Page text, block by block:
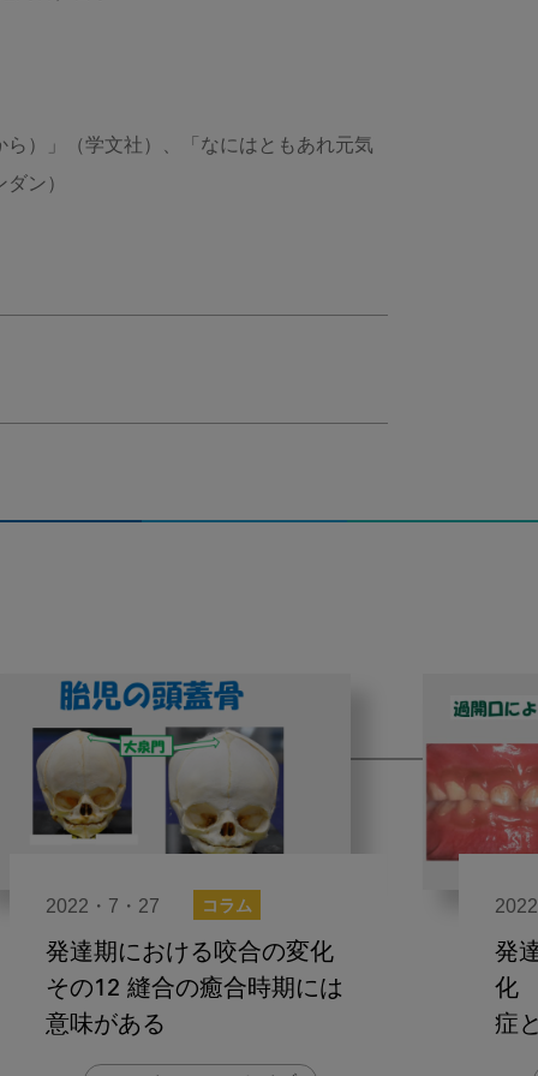
）」（学文社）、「なにはともあれ元気
ン）
2022・7・27 コラム
発達期における咬合の変化
その12 縫合の癒合時期には
意味がある
発
化
症